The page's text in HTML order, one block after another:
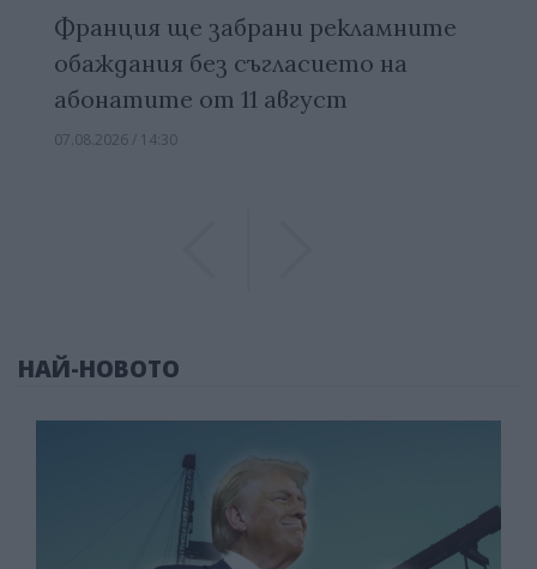
Франция ще забрани рекламните
обаждания без съгласието на
абонатите от 11 август
07.08.2026 / 14:30
НАЙ-НОВОТО